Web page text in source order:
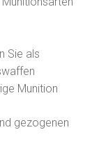
Sie als
Munition
gezogenen